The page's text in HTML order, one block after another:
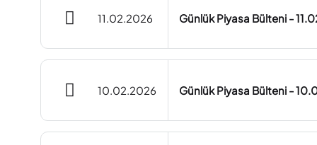
11.02.2026 Günlük Piyasa Bülteni -
10.02.2026 Günlük Piyasa Bülteni -